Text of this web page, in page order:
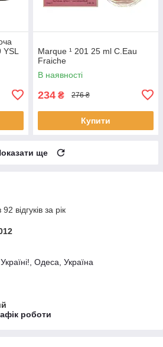
Marque ¹ 201 25 ml C.Eau
Fraiche
В наявності
234 ₴ 276 ₴
Купити
ще
відгуків за рік
Одеса, Україна
роботи